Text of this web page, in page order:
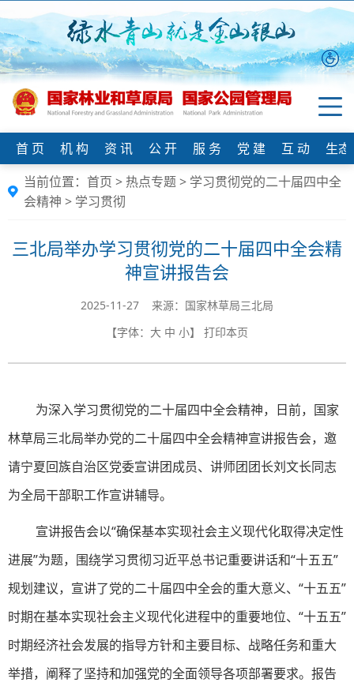
首 页 机 构 资 讯 公 开 服 务 党 建 互 动
生
当前位置： 首页 > 热点专题> 学习贯彻党的二十届四中全
会精神 > 学习贯彻
三北局举办学习贯彻党的二十届四中全会精
神宣讲报告会
2025-11-27 来源：国家林草局三北局
【字体： 大 中 小】 打印本页
为深入学习贯彻党的二十届四中全会精神，日前，国家
林草局三北局举办党的二十届四中全会精神宣讲报告会，邀
请宁夏回族自治区党委宣讲团成员、讲师团团长刘文长同志
为全局干部职工作宣讲辅导。
宣讲报告会以“确保基本实现社会主义现代化取得决定性
进展”为题，围绕学习贯彻习近平总书记重要讲话和“十五五”
规划建议，宣讲了党的二十届四中全会的重大意义、“十五五”
时期在基本实现社会主义现代化进程中的重要地位、“十五五”
时期经济社会发展的指导方针和主要目标、战略任务和重大
举措，阐释了坚持和加强党的全面领导各项部署要求。报告